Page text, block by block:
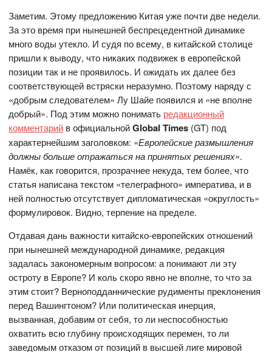
Заметим. Этому предложению Китая уже почти две недели.
За это время при нынешней беспрецедентной динамике
много воды утекло. И судя по всему, в китайской столице
пришли к выводу, что никаких подвижек в европейской
позиции так и не проявилось. И ожидать их далее без
соответствующей встряски неразумно. Поэтому наряду с
«добрым следователем» Лу Шайе появился и «не вполне
добрый». Под этим можно понимать редакционный
комментарий в официальнойGlobal Times (GT) под
характернейшим заголовком: «Европейские размышления
должны больше отражаться на принятых решениях».
Намёк, как говорится, прозрачнее некуда, тем более, что
статья написана текстом «телеграфного» императива, и в
ней полностью отсутствует дипломатическая «округлость»
формулировок. Видно, терпение на пределе.
Отдавая дань важности китайско-европейских отношений
при нынешней международной динамике, редакция
задалась закономерным вопросом: а понимают ли эту
остроту в Европе? И коль скоро явно не вполне, то что за
этим стоит? Верноподданнические рудименты преклонения
перед Вашингтоном? Или политическая инерция,
вызванная, добавим от себя, то ли неспособностью
охватить всю глубину происходящих перемен, то ли
заведомым отказом от позиций в высшей лиге мировой